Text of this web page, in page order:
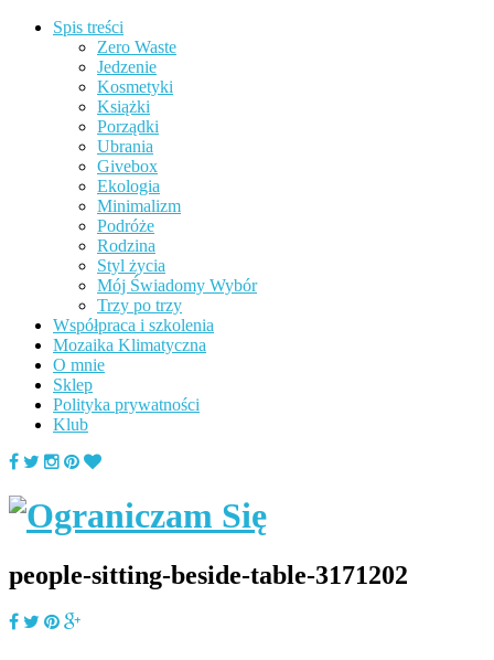
Spis treści
Zero Waste
Jedzenie
Kosmetyki
Książki
Porządki
Ubrania
Givebox
Ekologia
Minimalizm
Podróże
Rodzina
Styl życia
Mój Świadomy Wybór
Trzy po trzy
Współpraca i szkolenia
Mozaika Klimatyczna
O mnie
Sklep
Polityka prywatności
Klub
people-sitting-beside-table-3171202